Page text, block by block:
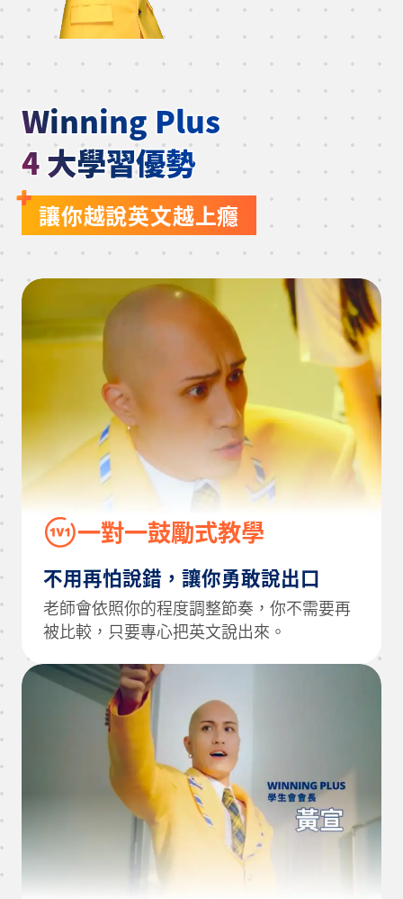
Start Your Free Class
50分鐘一對一線上英文課程
每堂費用只要300元起！
立即預約免費課程
Winning Plus
4 大學習優勢
讓你越說英文越上癮
一對一鼓勵式教學
不用再怕說錯，讓你勇敢說出口
老師會依照你的程度調整節奏，你不需要再
被比較，只要專心把英文說出來。